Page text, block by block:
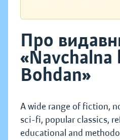
Про
«Navchalna
Bohdan»
A wide range of fiction,
sci-fi, popular classics,
educational and